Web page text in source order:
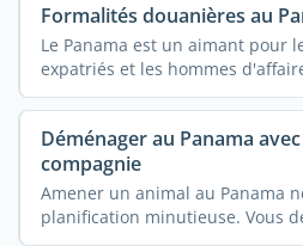
Formalités douanières au
Le Panama est un aimant pour
expatriés et les hommes
Déménager au Panama
compagnie
Amener un animal au Panama
planification minutieuse. Vous